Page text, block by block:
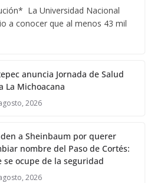
La Universidad Nacional
a conocer que al menos 43 mil
anuncia Jornada de Salud
La Michoacana
2026
a Sheinbaum por querer
nombre del Paso de Cortés:
se ocupe de la seguridad
2026